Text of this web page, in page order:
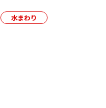
水まわり